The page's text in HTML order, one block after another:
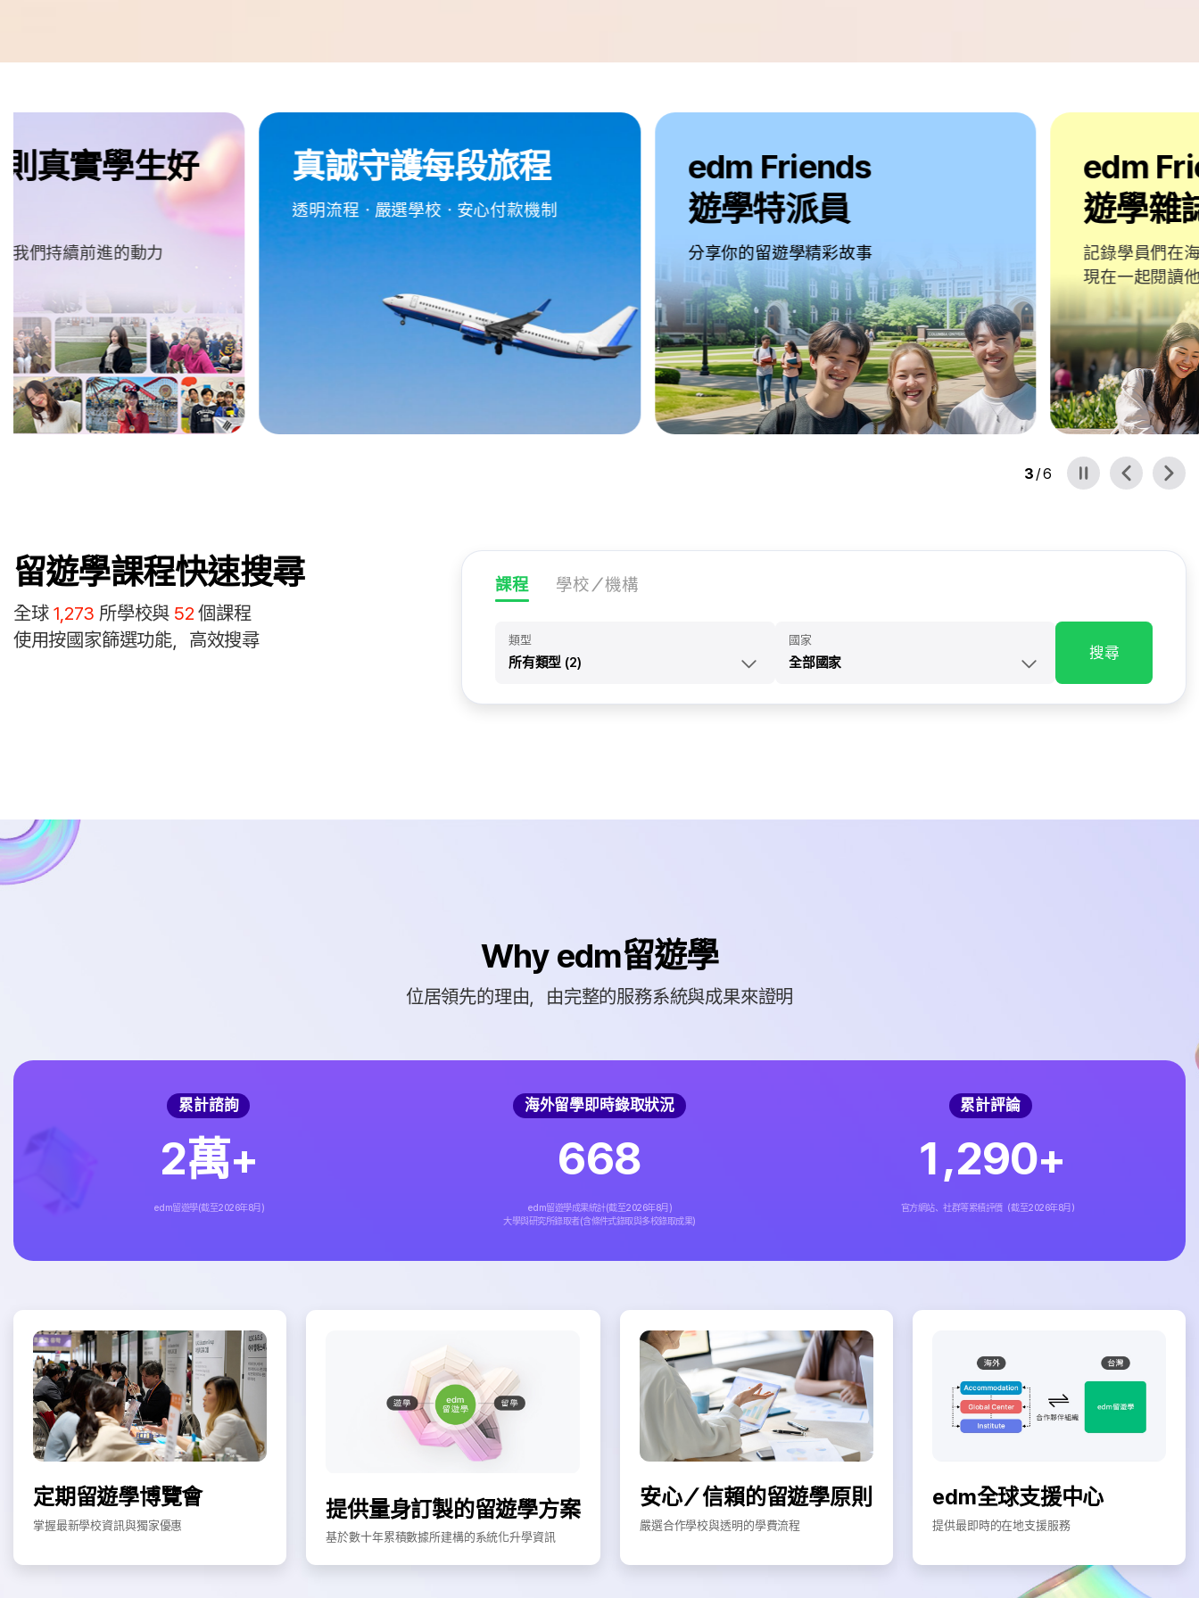
遊
學
真誠守護每段旅程
透明流程・嚴選學校・安心付款機制
edm Friends
遊學特派員
edm Friends
遊學雜誌
記錄學員們在海外生活中的珍貴時刻
現在一起閱讀他們的留遊學故事吧！
3/6
留遊學課程快速搜尋
全球 1,273 所學校與 52 個課程
使用按國家篩選功能，高效搜尋
課程 學校／機構
類型
所有類型 (2)
國家
全部國家
搜尋
Why edm留遊學
位居領先的理由，由完整的服務系統與成果來證明
累計諮詢
2萬+
edm留遊學(截至2026年8月)
海外留學即時錄取狀況
668
edm留遊學成果統計(截至2026年8月)
大學與研究所錄取者(含條件式錄取與多校錄取成果)
累計評論
1,290+
官方網站、社群等累積評價（截至2026年8月）
定期留遊學博覽會
掌握最新學校資訊與獨家優惠
提供量身訂製的留遊學方案
基於數十年累積數據所建構的系統化升學資訊
安心／信賴的留遊學原則
嚴選合作學校與透明的學費流程
edm全球支援中心
提供最即時的在地支援服務